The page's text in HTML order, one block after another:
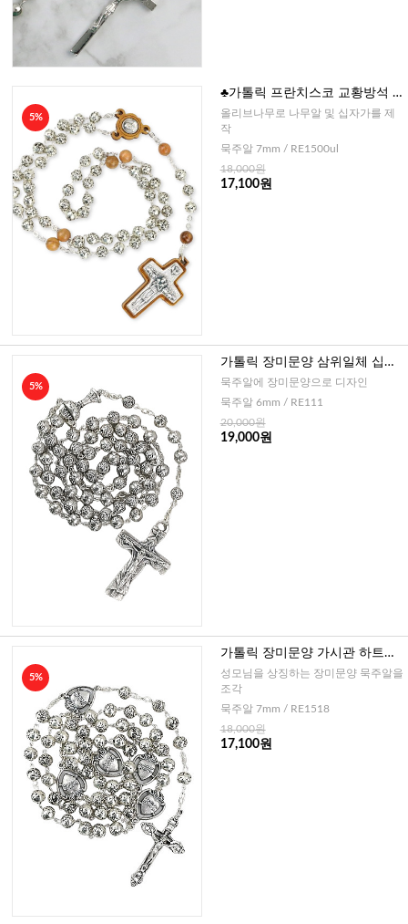
5%
♣가톨릭 프란치스코 교황방석 5
단묵주(이태리) 7mm
올리브나무로 나무알 및 십자가를 제
작
묵주알 7mm / RE1500ul
18,000원
17,100원
5%
가톨릭 장미문양 삼위일체 십자
가 5단묵주(이태리)-6mm
묵주알에 장미문양으로 디자인
묵주알 6mm / RE111
20,000원
19,000원
5%
가톨릭 장미문양 가시관 하트간
주 5단묵주(이태리)-7mm
성모님을 상징하는 장미문양 묵주알을
조각
묵주알 7mm / RE1518
18,000원
17,100원